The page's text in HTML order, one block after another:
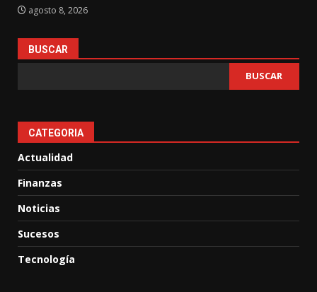
agosto 8, 2026
BUSCAR
BUSCAR
CATEGORIA
Actualidad
Finanzas
Noticias
Sucesos
Tecnología